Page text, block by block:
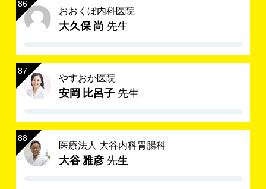
おおくぼ内科医院
大久保 尚 先生
やすおか医院
安岡 比呂子 先生
医療法人 大谷内科胃腸科
大谷 雅彦 先生